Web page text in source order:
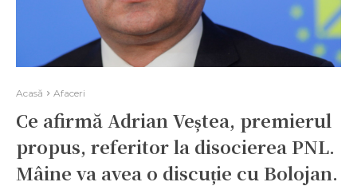
Acasă Afaceri
Ce afirmă Adrian Veștea, premierul
propus, referitor la disocierea PNL.
Mâine va avea o discuție cu Bolojan.